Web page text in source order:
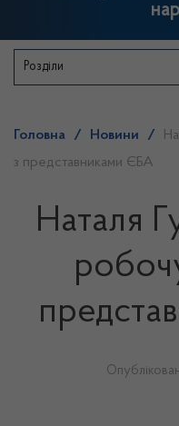
Розділи
Головна / Новини /
з представниками ЄБА
Наталя